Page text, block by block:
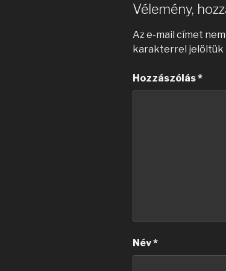
Vélemény,
Az e-mail címet
karakterrel jelöltük
Hozzászólás*
Név*